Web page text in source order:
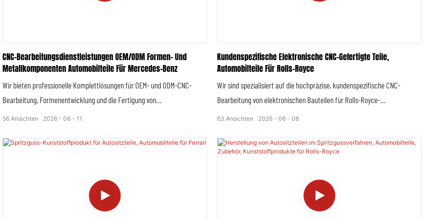
CNC-Bearbeitungsdienstleistungen OEM/ODM Formen- Und
Metallkomponenten Automobilteile Für Mercedes-Benz
Wir bieten professionelle Komplettlösungen für OEM- und ODM-CNC-
Bearbeitung, Formenentwicklung und die Fertigung von
Präzisionsmetallkomponenten, maßgeschneidert für Mercedes-Benz-
Automobilfertigung liefern wir vollständig individualisierte, hochpräzise
Automobilindustrie von Mercedes-Benz entsprechen. Unser
Leistungsspektrum umfasst Prototypenprüfung, Kleinserienfertigung und
2026 06 11
56 Ansichten
Kundenspezifische Elektronische CNC-Gefertigte Teile,
Automobilteile Für Rolls-Royce
Wir sind spezialisiert auf die hochpräzise, ​​kundenspezifische CNC-
Bearbeitung von elektronischen Bauteilen für Rolls-Royce-
Luxusfahrzeuge. Durch die Kombination fortschrittlicher, mehrachsiger
Fertigungsstandards der Luxusautomobilindustrie liefern wir hochpräzise,
​​stabile und langlebige elektronische Strukturbauteile, die perfekt auf die
elektronische Regelungsstabilität und ein besonders sanftes Fahrgefühl
abgestimmt sind. Alle kundenspezifischen Elektronikbauteile
2026 06 08
63 Ansichten